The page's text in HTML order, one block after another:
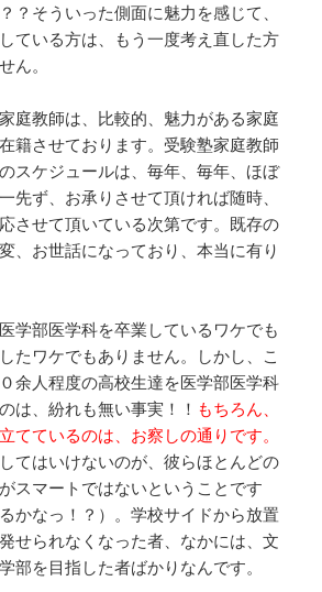
？そういった側面に魅力を感じて、
ている方は、もう一度考え直した方
ん。
庭教師は、比較的、魅力がある家庭
籍させております。受験塾家庭教師
スケジュールは、毎年、毎年、ほぼ
先ず、お承りさせて頂ければ随時、
させて頂いている次第です。既存の
、お世話になっており、本当に有り
学部医学科を卒業しているワケでも
たワケでもありません。しかし、こ
余人程度の高校生達を医学部医学科
は、紛れも無い事実！！ もちろん、
てているのは、お察しの通りです。
てはいけないのが、彼らほとんどの
スマートではないということです
かなっ！？）。学校サイドから放置
せられなくなった者、なかには、文
部を目指した者ばかりなんです。